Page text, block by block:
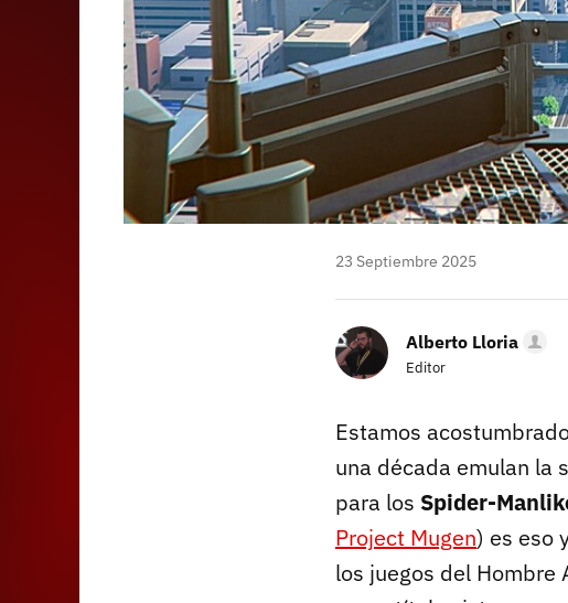
23 Septiembre 2025
Alberto Lloria
Editor
Estamos
una década emulan la
para los Spider-
Project Mugen) es eso
los juegos del Hombre